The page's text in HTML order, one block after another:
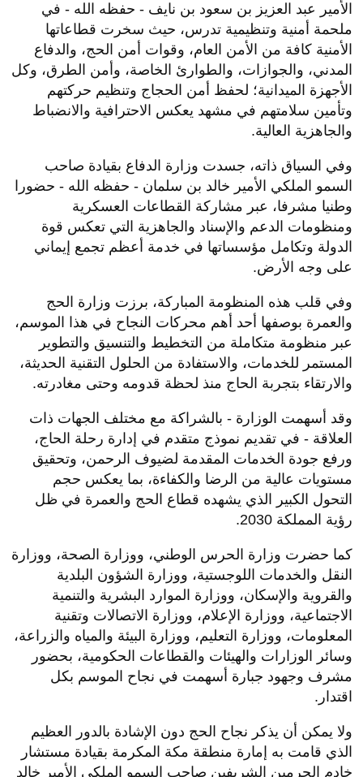
الأمير عبد العزيز بن سعود بن نايف - حفظه الله - في
ملحمة أمنية وتنظيمية تدرس، حيث سخرت قطاعاتها
الأمنية كافة من الأمن العام، وقوات أمن الحج، والدفاع
المدني، والجوازات، والطوارئ الخاصة، وأمن الطرق، وكل
الأجهزة الميدانية؛ لحفظ أمن الحجاج وتنظيم حركتهم
وتأمين سلامتهم في مشهد يعكس الاحترافية والانضباط
والجاهزية العالية.
وفي السياق ذاته، جسدت وزارة الدفاع بقيادة صاحب
السمو الملكي الأمير خالد بن سلمان - حفظه الله - حضورا
وطنيا مشرفا، عبر مشاركة القطاعات العسكرية
ومنظومات الدعم والإسناد والجاهزية التي تعكس قوة
الدولة وتكامل مؤسساتها في خدمة أعظم تجمع إيماني
على وجه الأرض.
وفي قلب هذه المنظومة المباركة، برزت وزارة الحج
والعمرة بوصفها أحد أهم محركات النجاح في هذا الموسم،
عبر منظومة متكاملة من التخطيط والتنسيق والتطوير
المستمر للخدمات، والاستفادة من الحلول التقنية الحديثة،
والارتقاء بتجربة الحاج منذ لحظة قدومه وحتى مغادرته.
وقد أسهمت الوزارة - بالشراكة مع مختلف الجهات ذات
العلاقة - في تقديم نموذج متقدم في إدارة رحلة الحاج،
ورفع جودة الخدمات المقدمة لضيوف الرحمن، وتحقيق
مستويات عالية من الرضا والكفاءة، بما يعكس حجم
التحول الكبير الذي يشهده قطاع الحج والعمرة في ظل
رؤية المملكة 2030.
كما حضرت وزارة الحرس الوطني، ووزارة الصحة، ووزارة
النقل والخدمات اللوجستية، ووزارة الشؤون البلدية
والقروية والإسكان، ووزارة الموارد البشرية والتنمية
الاجتماعية، ووزارة الإعلام، ووزارة الاتصالات وتقنية
المعلومات، ووزارة التعليم، ووزارة البيئة والمياه والزراعة،
وسائر الوزارات والهيئات والقطاعات الحكومية، بحضور
مشرف وجهود جبارة أسهمت في نجاح الموسم بكل
اقتدار.
ولا يمكن أن يذكر نجاح الحج دون الإشادة بالدور العظيم
الذي قامت به إمارة منطقة مكة المكرمة بقيادة مستشار
خادم الحرمين الشريفين صاحب السمو الملكي الأمير خالد